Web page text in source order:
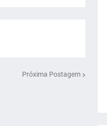
Próxima Postagem